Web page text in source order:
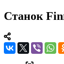
Станок